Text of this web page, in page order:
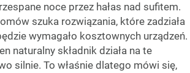
noce przez hałas nad sufitem.
szuka rozwiązania, które zadziała
wymagało kosztownych urządzeń.
naturalny składnik działa na te
silnie. To właśnie dlatego mówi się,